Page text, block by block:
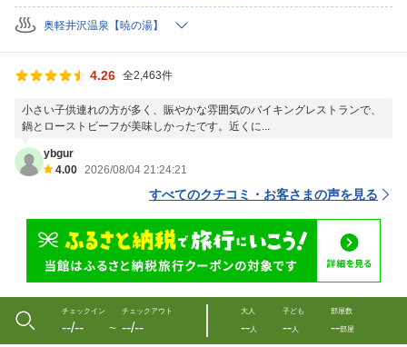
奥軽井沢温泉【暁の湯】
4.26 全2,463件
小さい子供連れの方が多く、賑やかな雰囲気のバイキングレストランで、
鍋とローストビーフが美味しかったです。近くに...
ybgur
4.00 2026/08/04 21:24:21
すべてのクチコミ・お客さまの声を見る
チェックイン
--/-- 〜
チェックアウト
--/--
大人
--人
子ども
--人
部屋数
--部屋